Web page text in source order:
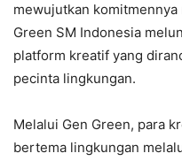
mewujutkan
Green SM Indonesia
platform kreatif yang
pecinta lingkungan.
Melalui Gen Green, para
bertema lingkungan